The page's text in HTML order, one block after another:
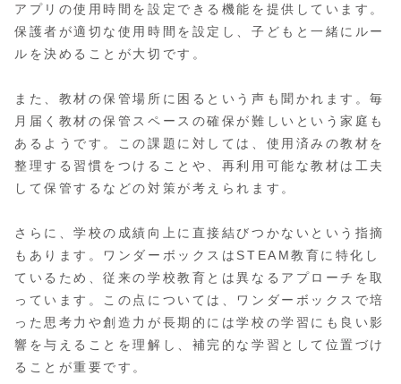
アプリの使用時間を設定できる機能を提供しています。
保護者が適切な使用時間を設定し、子どもと一緒にルー
ルを決めることが大切です。
また、教材の保管場所に困るという声も聞かれます。毎
月届く教材の保管スペースの確保が難しいという家庭も
あるようです。この課題に対しては、使用済みの教材を
整理する習慣をつけることや、再利用可能な教材は工夫
して保管するなどの対策が考えられます。
さらに、学校の成績向上に直接結びつかないという指摘
もあります。ワンダーボックスはSTEAM教育に特化し
ているため、従来の学校教育とは異なるアプローチを取
っています。この点については、ワンダーボックスで培
った思考力や創造力が長期的には学校の学習にも良い影
響を与えることを理解し、補完的な学習として位置づけ
ることが重要です。